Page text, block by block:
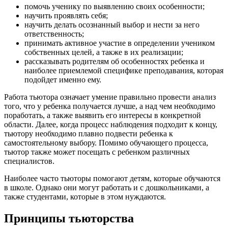
помочь ученику по выявлению своих особенности;
научить проявлять себя;
научить делать осознанный выбор и нести за него
ответственность;
принимать активное участие в определении учеником
собственных целей, а также в их реализации;
рассказывать родителям об особенностях ребенка и
наиболее приемлемой специфике преподавания, которая
подойдет именно ему.
Работа тьютора означает умение правильно провести анализ
того, что у ребенка получается лучше, а над чем необходимо
поработать, а также выявить его интересы в конкретной
области. Далее, когда процесс наблюдения подходит к концу,
тьютору необходимо плавно подвести ребенка к
самостоятельному выбору. Помимо обучающего процесса,
тьютор также может посещать с ребенком различных
специалистов.
Наиболее часто тьюторы помогают детям, которые обучаются
в школе. Однако они могут работать и с дошкольниками, а
также студентами, которые в этом нуждаются.
Принципы тьюторства